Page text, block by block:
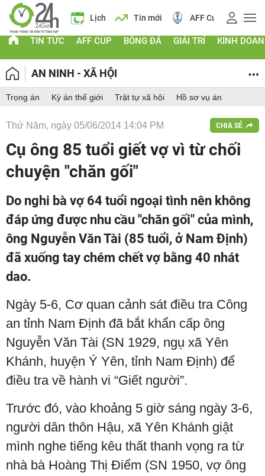
Giá vàng Lịch Tin mới AFF Cup Điểm
TIN TỨC AFF CUP BÓNG ĐÁ GIẢI TRÍ KINH
AN NINH - XÃ HỘI
Trọng án Kỳ án thế giới Trật tự xã hội Hồ sơ vụ án
Thứ Năm, ngày 05/06/2014 14:04 PM CHIA SẺ
Cụ ông 85 tuổi giết vợ vì từ chối
chuyện "chăn gối"
Do nghi bà vợ 64 tuổi ngoại tình nên không
đáp ứng được nhu cầu "chăn gối" của mình,
ông Nguyễn Văn Tài (85 tuổi, ở Nam Định)
đã xuống tay chém chết vợ bằng 40 nhát
dao.
Ngày 5-6, Cơ quan cảnh sát điều tra Công
an tỉnh Nam Định đã bắt khẩn cấp ông
Nguyễn Văn Tài (SN 1929, ngụ xã Yên
Khánh, huyện Ý Yên, tỉnh Nam Định) để
điều tra về hành vi “Giết người”.
Trước đó, vào khoảng 5 giờ sáng ngày 3-6,
người dân thôn Hậu, xã Yên Khánh giật
mình nghe tiếng kêu thất thanh vọng ra từ
nhà bà Hoàng Thị Điểm (SN 1950, vợ ông